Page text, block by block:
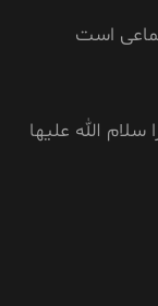
است
الله علیها